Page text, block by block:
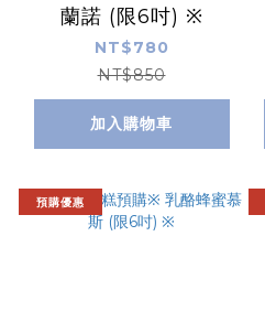
蘭諾 (限6吋) ※
NT$780
NT$850
加入購物車
預購優惠